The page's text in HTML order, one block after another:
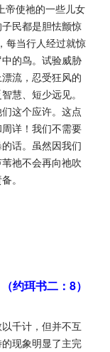
帝使祂的一些儿女
民都是胆怯颤惊
每当行人经过就惊
的鸟。试验威胁
流，忍受狂风的
慧、短少远见。
这个应许。这点
详！我们不需要
话。虽然因我们
祂不会再向祂吹
。
约珥书二：8）
千计，但并不互
现象明显了主完